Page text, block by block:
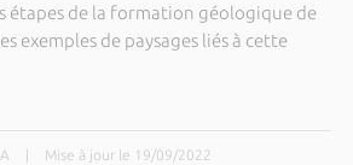
étapes de la formation géologique de
exemples de paysages liés à cette
Mise à jour le 19/09/2022